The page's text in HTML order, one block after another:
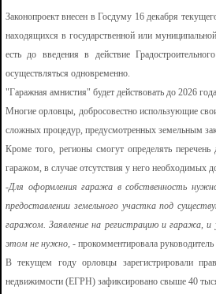
Законопроект внесен в Госдуму 16 декабря
находящихся в государственной или
есть до введения в действие
осуществляться одновременно.
"Гаражная амнистия" будет действовать до 2026
Многие орловцы, добросовестно использующие
сложных процедур, предусмотренных земельным
Кроме того, регионы смогут определять
гаражом, в случае отсутствия у него необходимых
-Для оформления гаража в собственность
предоставлении земельного участка под
гаражом. Заявление на регистрацию и гаража, и
этом не нужно, - прокомментировала
В текущем году орловцы зарегистрировали
недвижимости (ЕГРН) зафиксировано свыше 40